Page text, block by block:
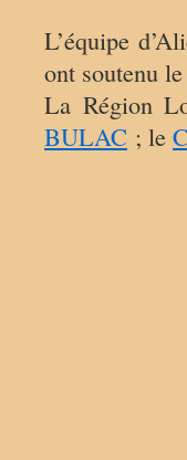
L’équipe
ont soutenu
La Région
BULAC ; le